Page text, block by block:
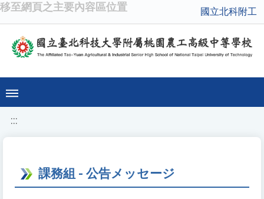
移至網頁之主要內容區位置 國立北科附工
:::
課務組 - 公告メッセージ